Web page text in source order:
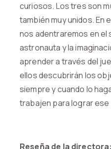
curiosos. Los tres son
también muy unidos. En
nos adentraremos en el
astronauta y la
aprender a través del
ellos descubrirán los
siempre y cuando lo
trabajen para lograr
Reseña de la directora: